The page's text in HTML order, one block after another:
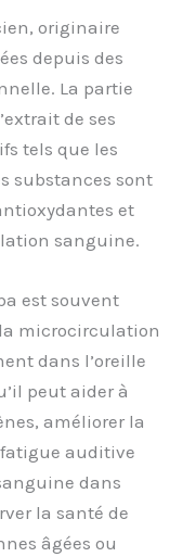
originaire
depuis des
La partie
de ses
tels que les
substances sont
et
sanguine.
est souvent
microcirculation
dans l’oreille
peut aider à
améliorer la
auditive
dans
la santé de
âgées ou